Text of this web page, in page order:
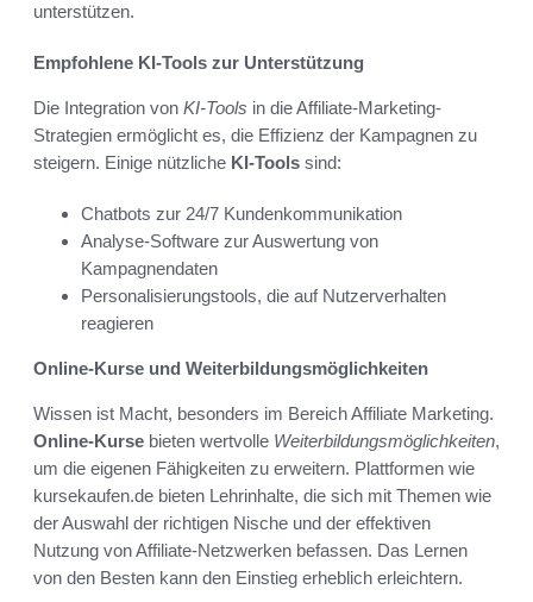
unterstützen.
Empfohlene KI-Tools zur Unterstützung
Die Integration von KI-Tools in die Affiliate-Marketing-
Strategien ermöglicht es, die Effizienz der Kampagnen zu
steigern. Einige nützliche KI-Tools sind:
Chatbots zur 24/7 Kundenkommunikation
Analyse-Software zur Auswertung von
Kampagnendaten
Personalisierungstools, die auf Nutzerverhalten
reagieren
Online-Kurse und Weiterbildungsmöglichkeiten
Wissen ist Macht, besonders im Bereich Affiliate Marketing.
Online-Kurse bieten wertvolle Weiterbildungsmöglichkeiten,
um die eigenen Fähigkeiten zu erweitern. Plattformen wie
kursekaufen.de bieten Lehrinhalte, die sich mit Themen wie
der Auswahl der richtigen Nische und der effektiven
Nutzung von Affiliate-Netzwerken befassen. Das Lernen
von den Besten kann den Einstieg erheblich erleichtern.